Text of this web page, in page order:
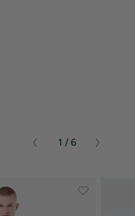
1 / 6